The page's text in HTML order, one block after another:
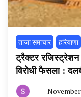
ताजा समाचार हरियाणा
ट्रैक्टर रजिस्ट्रेशन
विरोधी फैसला :
November